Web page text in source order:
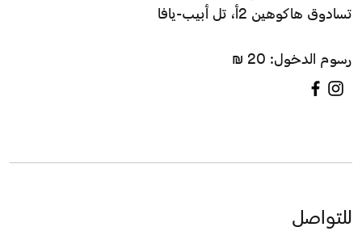
تسادوق هاكوهين 2أ، تل أبيب-يافا
رسوم الدخول: 20 ₪
للتواصل